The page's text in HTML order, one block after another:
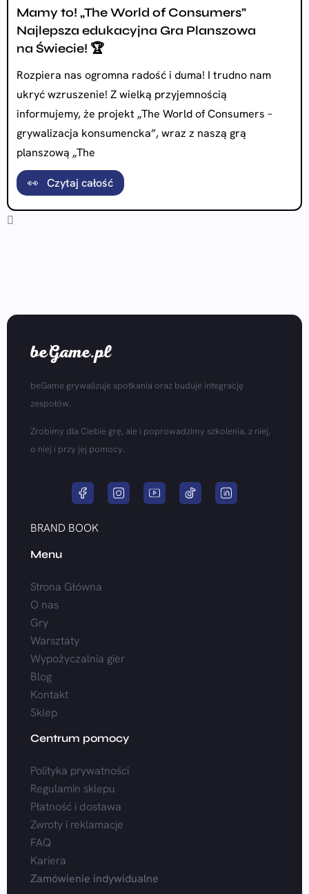
Mamy to! „The World of Consumers”
Najlepsza edukacyjna Gra Planszowa
na Świecie! 🏆
Rozpiera nas ogromna radość i duma! I trudno nam
ukryć wzruszenie! Z wielką przyjemnością
informujemy, że projekt „The World of Consumers –
grywalizacja konsumencka”, wraz z naszą grą
planszową „The
👀 Czytaj całość
beGame.pl
beGame grywalizuje spotkania oraz buduje integrację
zespołów.
Zrobimy dla Ciebie grę, ale i poprowadzimy szkolenia, z niej,
o niej i przy jej pomocy.
BRAND BOOK
Menu
Strona Główna
O nas
Gry
Warsztaty
Wypożyczalnia gier
Blog
Kontakt
Sklep
Centrum pomocy
Polityka prywatności
Regulamin sklepu
Płatność i dostawa
Zwroty i reklamacje
FAQ
Kariera
Zamówienie indywidualne